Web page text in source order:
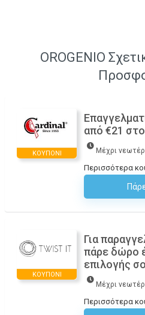
OROGENIO
ΚΟΥΠΌΝΙ
από €21
Μέχρι
Περισσότερα
ΚΟΥΠΌΝΙ
Για
πάρε δώρο
επιλογής
Μέχρι
Περισσότερα